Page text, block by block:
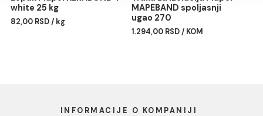
Dozvoli sve
1.477,00 RSD / kom
ANODIZIRANA
RA/10 270cm